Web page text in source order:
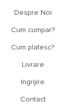
Despre Noi
Cum cumpar?
Cum platesc?
Livrare
Ingrijire
Contact